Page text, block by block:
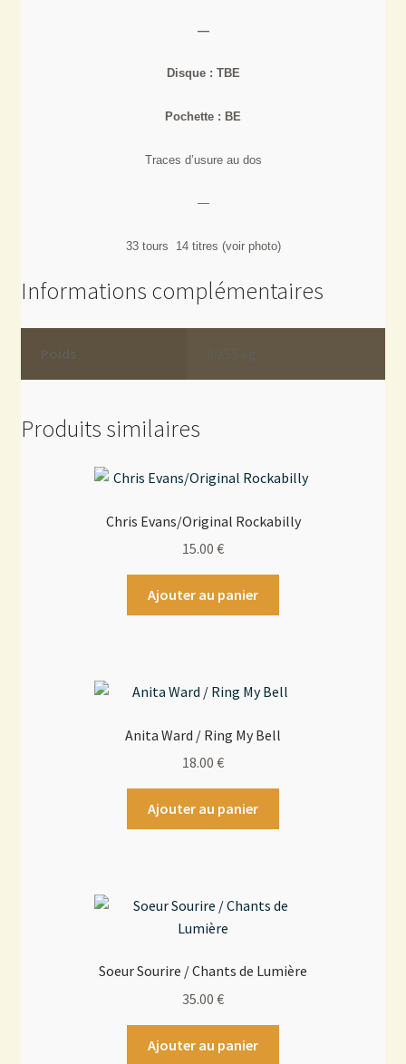
—
Disque : TBE
Pochette : BE
Traces d’usure au dos
—
33 tours 14 titres (voir photo)
Informations complémentaires
Poids
Produits similaires
Chris Evans/Original Rockabilly
15.00 €
Ajouter au panier
Anita Ward / Ring My Bell
18.00 €
Ajouter au panier
Soeur Sourire / Chants de Lumière
35.00 €
Ajouter au panier